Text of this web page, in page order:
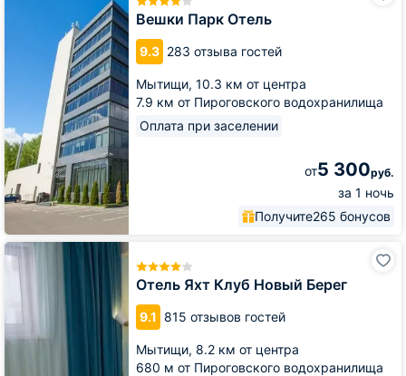
Вешки Парк Отель
9.3 283 отзыва гостей
Мытищи, 10.3 км от центра
7.9 км от Пироговского водохранилища
Оплата при заселении
от5 300руб.
за 1 ночь
Получите265 бонусов
Отель Яхт Клуб Новый Берег
9.1 815 отзывов гостей
Мытищи, 8.2 км от центра
680 м от Пироговского водохранилища
Отель
Клуб